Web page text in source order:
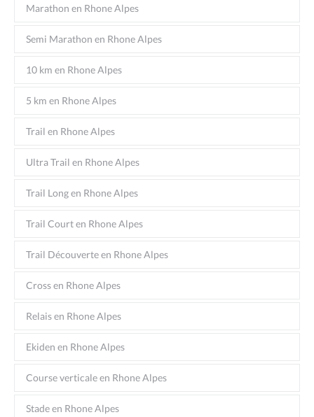
Marathon en Rhone Alpes
Semi Marathon en Rhone Alpes
10 km en Rhone Alpes
5 km en Rhone Alpes
Trail en Rhone Alpes
Ultra Trail en Rhone Alpes
Trail Long en Rhone Alpes
Trail Court en Rhone Alpes
Trail Découverte en Rhone Alpes
Cross en Rhone Alpes
Relais en Rhone Alpes
Ekiden en Rhone Alpes
Course verticale en Rhone Alpes
Stade en Rhone Alpes